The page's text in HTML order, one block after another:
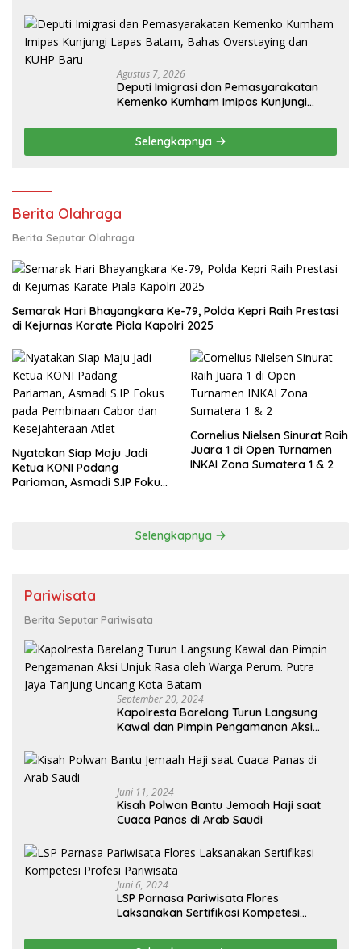
Agustus 7, 2026
Deputi Imigrasi dan Pemasyarakatan
Kemenko Kumham Imipas Kunjungi
KUHP Baru
Selengkapnya
Berita Olahraga
Berita Seputar Olahraga
Semarak Hari Bhayangkara Ke-79, Polda Kepri Raih Prestasi
di Kejurnas Karate Piala Kapolri 2025
Nyatakan Siap Maju Jadi
Ketua KONI Padang
Pariaman, Asmadi S.IP Fokus
Cornelius Nielsen Sinurat Raih
Juara 1 di Open Turnamen
INKAI Zona Sumatera 1 & 2
Selengkapnya
Pariwisata
Berita Seputar Pariwisata
September 20, 2024
Kapolresta Barelang Turun Langsung
Kawal dan Pimpin Pengamanan Aksi
Jaya Tanjung Uncang Kota Batam
Juni 11, 2024
Kisah Polwan Bantu Jemaah Haji saat
Cuaca Panas di Arab Saudi
Juni 6, 2024
LSP Parnasa Pariwisata Flores
Laksanakan Sertifikasi Kompetesi